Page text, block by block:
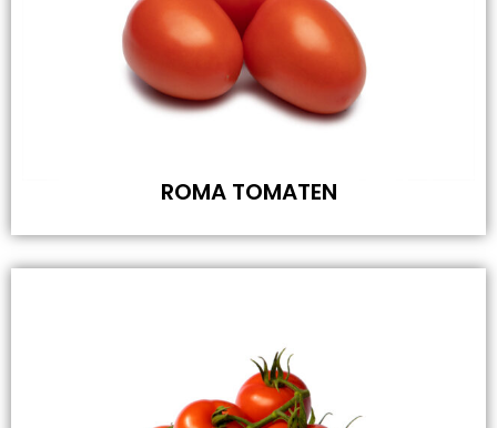
ROMA TOMATEN